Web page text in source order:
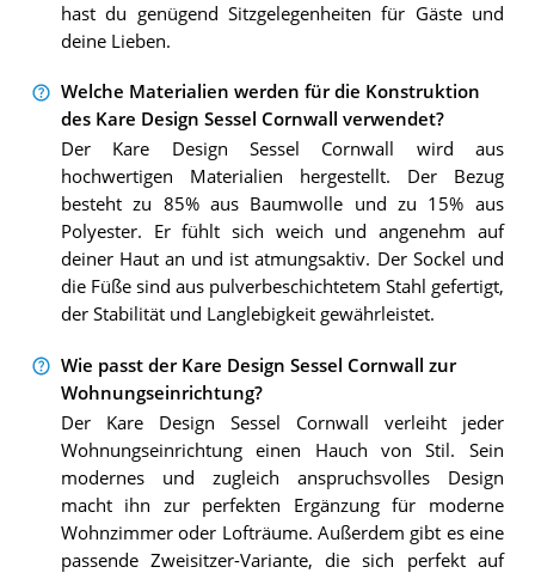
hast du genügend Sitzgelegenheiten für Gäste und
deine Lieben.
Welche Materialien werden für die Konstruktion
des Kare Design Sessel Cornwall verwendet?
Der Kare Design Sessel Cornwall wird aus
hochwertigen Materialien hergestellt. Der Bezug
besteht zu 85% aus Baumwolle und zu 15% aus
Polyester. Er fühlt sich weich und angenehm auf
deiner Haut an und ist atmungsaktiv. Der Sockel und
die Füße sind aus pulverbeschichtetem Stahl gefertigt,
der Stabilität und Langlebigkeit gewährleistet.
Wie passt der Kare Design Sessel Cornwall zur
Wohnungseinrichtung?
Der Kare Design Sessel Cornwall verleiht jeder
Wohnungseinrichtung einen Hauch von Stil. Sein
modernes und zugleich anspruchsvolles Design
macht ihn zur perfekten Ergänzung für moderne
Wohnzimmer oder Lofträume. Außerdem gibt es eine
passende Zweisitzer-Variante, die sich perfekt auf